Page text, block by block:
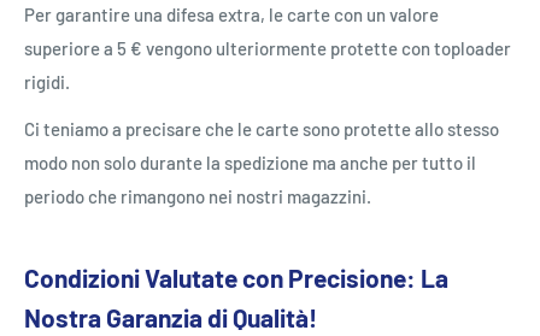
Per garantire una difesa extra, le carte con un valore
superiore a 5 € vengono ulteriormente protette con toploader
rigidi.
Ci teniamo a precisare che le carte sono protette allo stesso
modo non solo durante la spedizione ma anche per tutto il
periodo che rimangono nei nostri magazzini.
Condizioni Valutate con Precisione: La
Nostra Garanzia di Qualità!